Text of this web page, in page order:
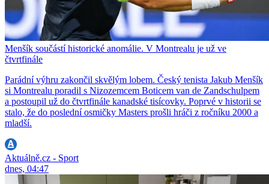
Menšík součástí historické anomálie. V Montrealu je už ve
čtvrtfinále
Parádní výhru zakončil skvělým lobem. Český tenista Jakub Menšík
si Montrealu poradil s Nizozemcem Boticem van de Zandschulpem
a postoupil už do čtvrtfinále kanadské tisícovky. Poprvé v historii se
stalo, že do poslední osmičky Masters prošli hráči z ročníku 2000 a
mladší.
Aktuálně.cz - Sport
dnes, 04:47